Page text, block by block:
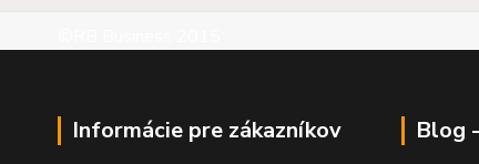
Informácie pre zákazníkov Blog